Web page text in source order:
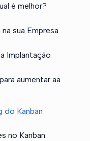
é melhor?
sua Empresa
Implantação
aumentar aa
do Kanban
no Kanban